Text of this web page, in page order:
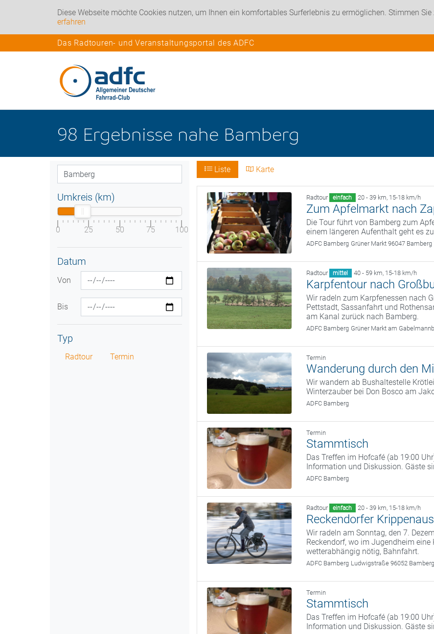
Diese Webseite möchte Cookies nutzen, um Ihnen ein komfortables Surferlebnis zu ermöglichen. Stimmen Sie
erfahren
Das Radtouren- und Veranstaltungsportal des ADFC
98 Ergebnisse nahe Bamberg
Umkreis (km)
0 25 50 75 100
Datum
Von
Bis
Typ
Radtour Termin
Liste Karte
Radtour einfach 20 - 39 km, 15-18 km/h
Zum Apfelmarkt nach
Die Tour führt von Bamberg zum
einem längeren Aufenthalt geht es
ADFC Bamberg Grüner Markt 96047 Bamberg
Radtour mittel 40 - 59 km, 15-18 km/h
Karpfentour nach
Wir radeln zum Karpfenessen nach
Pettstadt, Sassanfahrt und
am Kanal zurück nach Bamberg.
ADFC Bamberg Grüner Markt am
Termin
Wanderung durch den
Wir wandern ab Bushaltestelle
Winterzauber bei Don Bosco am
ADFC Bamberg
Termin
Stammtisch
Das Treffen im Hofcafé (ab 19:00
Information und Diskussion. Gäste
ADFC Bamberg
Radtour einfach 20 - 39 km, 15-18 km/h
Reckendorfer
Wir radeln am Sonntag, den 7.
Reckendorf, wo im Jugendheim
wetterabhängig nötig, Bahnfahrt.
ADFC Bamberg Ludwigstraße 96052 Bamberg
Termin
Stammtisch
Das Treffen im Hofcafé (ab 19:00
Information und Diskussion. Gäste